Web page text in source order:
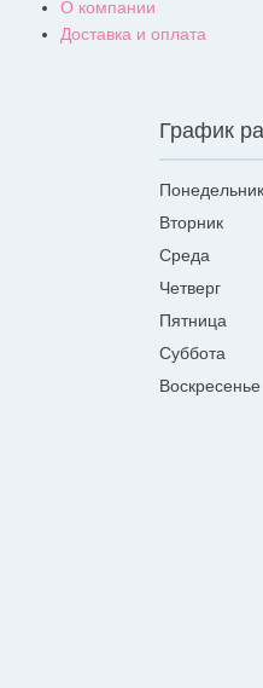
О компании
Доставка и оплата
График
Понедельник
Вторник
Среда
Четверг
Пятница
Суббота
Воскресенье